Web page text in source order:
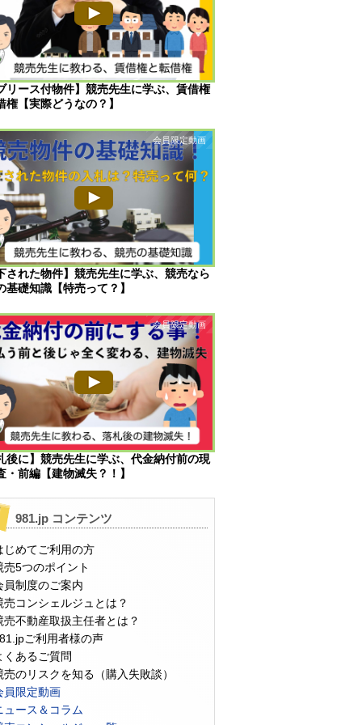
リース付物件】競売先生に学ぶ、賃借権
権【実際どうなの？】
された物件】競売先生に学ぶ、競売なら
基礎知識【特売って？】
後に】競売先生に学ぶ、代金納付前の現
・前編【建物滅失？！】
981.jp コンテンツ
じめてご利用の方
売5つのポイント
員制度のご案内
売コンシェルジュとは？
売不動産取扱主任者とは？
ご利用者様の声
くあるご質問
売のリスクを知る（購入失敗談）
員限定動画
ュース＆コラム